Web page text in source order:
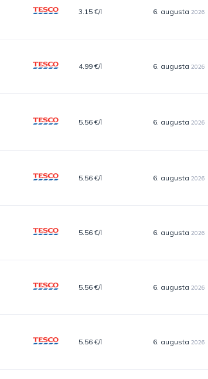
3.15 €/l 6. augusta 2026
4.99 €/l 6. augusta 2026
5.56 €/l 6. augusta 2026
5.56 €/l 6. augusta 2026
5.56 €/l 6. augusta 2026
5.56 €/l 6. augusta 2026
5.56 €/l 6. augusta 2026